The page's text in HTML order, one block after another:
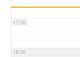
17:00
18:00